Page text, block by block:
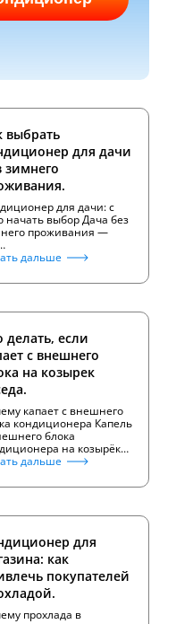
выбрать
для дачи
зимнего
для дачи: с
начать выбор Дача без
проживания —
дальше
делать, если
с внешнего
на козырек
капает с внешнего
кондиционера Капель
блока
на козырёк…
дальше
для
как
покупателей
прохлада в